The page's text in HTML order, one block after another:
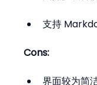
支持
Cons:
界面较为简